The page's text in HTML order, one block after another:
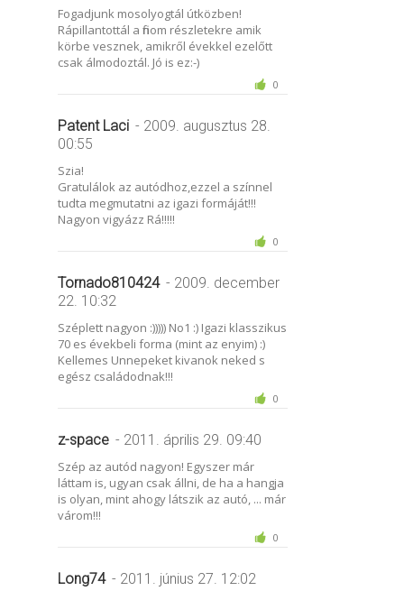
Fogadjunk mosolyogtál útközben!
Rápillantottál a finom részletekre amik
körbe vesznek, amikről évekkel ezelőtt
csak álmodoztál. Jó is ez:-)
0
Patent Laci - 2009. augusztus 28.
00:55
Szia!
Gratulálok az autódhoz,ezzel a színnel
tudta megmutatni az igazi formáját!!!
Nagyon vigyázz Rá!!!!!
0
Tornado810424 - 2009. december
22. 10:32
Széplett nagyon :))))) No1 :) Igazi klasszikus
70 es évekbeli forma (mint az enyim) :)
Kellemes Unnepeket kivanok neked s
egész családodnak!!!
0
z-space - 2011. április 29. 09:40
Szép az autód nagyon! Egyszer már
láttam is, ugyan csak állni, de ha a hangja
is olyan, mint ahogy látszik az autó, ... már
várom!!!
0
Long74 - 2011. június 27. 12:02